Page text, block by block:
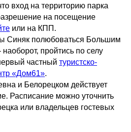
вход на территорию парка
на посещение
или на КПП.
Синяк полюбоваться Большим
пройтись по селу
частный туристско-
«Дом61».
и Белорецком действует
Расписание можно уточнить
или владельцев гостевых